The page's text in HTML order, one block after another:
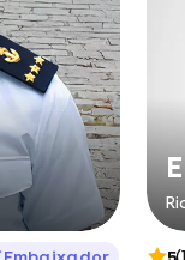
Embaixador
5